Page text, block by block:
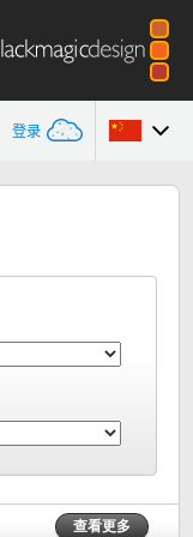
登录
查看更多